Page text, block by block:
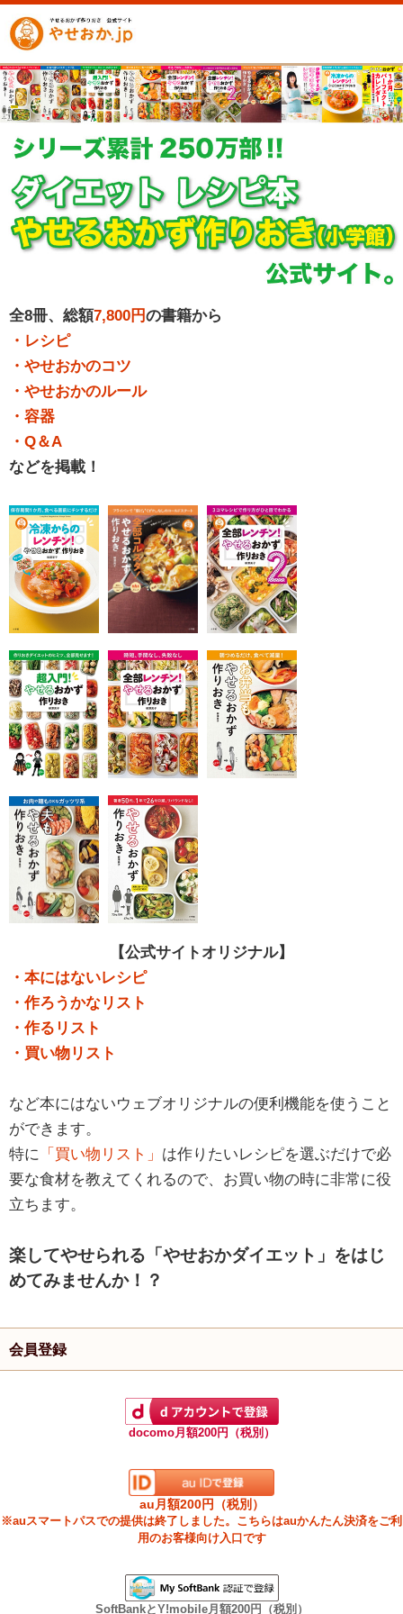
全8冊、総額7,800円の書籍から
・レシピ
・やせおかのコツ
・やせおかのルール
・容器
・Q＆A
などを掲載！
【公式サイトオリジナル】
・本にはないレシピ
・作ろうかなリスト
・作るリスト
・買い物リスト
など本にはないウェブオリジナルの便利機能を使うこと
ができます。
特に 「買い物リスト」 は作りたいレシピを選ぶだけで必
要な食材を教えてくれるので、お買い物の時に非常に役
立ちます。
楽してやせられる「やせおかダイエット」をはじ
めてみませんか！？
会員登録
docomo月額200円（税別）
au月額200円（税別）
※auスマートパスでの提供は終了しました。こちらはauかんたん決済をご利
用のお客様向け入口です
SoftBankとY!mobile月額200円（税別）